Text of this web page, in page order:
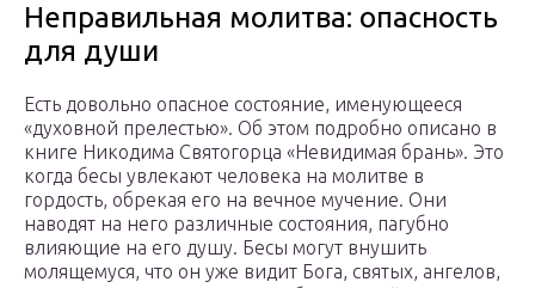
Неправильная молитва: опасность
для души
Есть довольно опасное состояние, именующееся
«духовной прелестью». Об этом подробно описано в
книге Никодима Святогорца «Невидимая брань». Это
когда бесы увлекают человека на молитве в
гордость, обрекая его на вечное мучение. Они
наводят на него различные состояния, пагубно
влияющие на его душу. Бесы могут внушить
молящемуся, что он уже видит Бога, святых, ангелов,